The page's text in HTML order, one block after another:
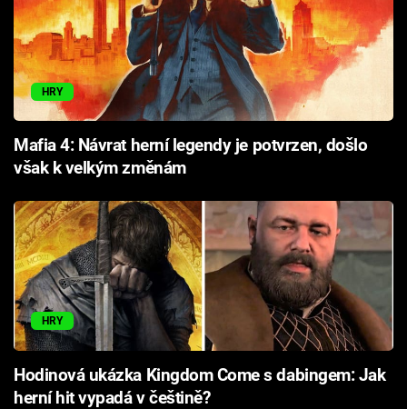
Přihlášení
Sledujte nás
HRY
Mafia 4: Návrat herní legendy je potvrzen, došlo
však k velkým změnám
HRY
Hodinová ukázka Kingdom Come s dabingem: Jak
herní hit vypadá v češtině?